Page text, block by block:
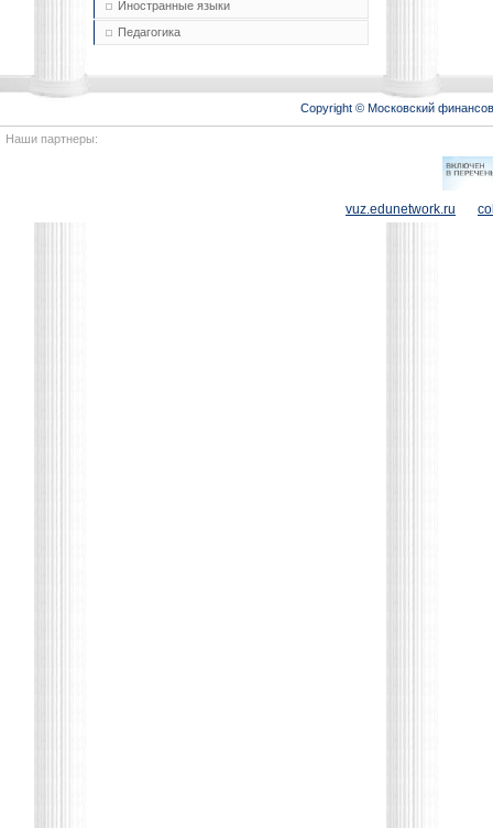
Иностранные языки
Педагогика
Copyright © Московский
Наши партнеры:
vuz.edunetwork.ru